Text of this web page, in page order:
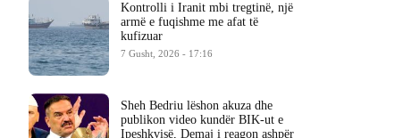
Kontrolli i Iranit mbi tregtinë, një
armë e fuqishme me afat të
kufizuar
7 Gusht, 2026 - 17:16
Sheh Bedriu lëshon akuza dhe
publikon video kundër BIK-ut e
Ipeshkvisë, Demaj i reagon ashpër